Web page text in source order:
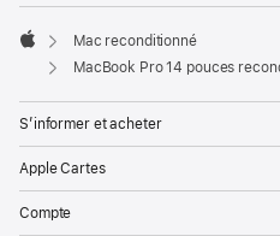
Apple
Mac reconditionné
MacBook Pro 14 pouces reconditionné avec
S’informer et acheter
Apple Cartes
Compte